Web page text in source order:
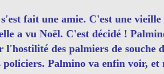
fait une amie. C'est une
a vu Noël. C'est décidé !
des palmiers de souche
Palmino va enfin voir,